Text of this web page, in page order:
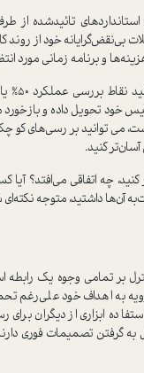
تائید‌شده از
بی‌نقض‌گرایانه خود از روند
و برنامه زمانی مورد
خود تحویل داده و بازخورد
می‌توانید بررسی‌های
کنید.
چه اتفاقی می‌افتد؟ آیا
آن‌ها داشتید، متوجه
بر تمامی وجوه یک رابطه
به اهداف خود علی‌رغم
ابزاری از دیگران
به گرفتن تصمیمات فوری